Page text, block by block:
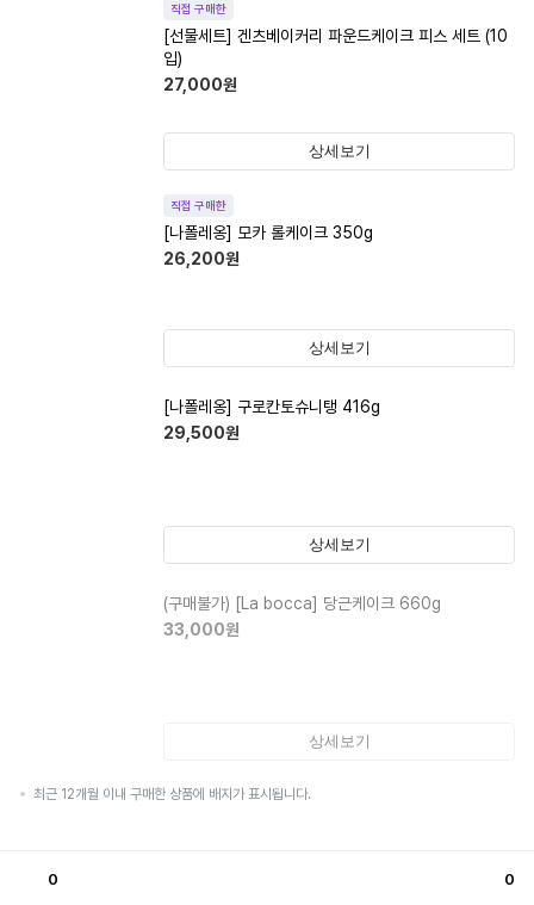
직접 구매한
[선물세트] 겐츠베이커리 파운드케이크 피스 세트 (10
입)
27,000원
상세보기
직접 구매한
[나폴레옹] 모카 롤케이크 350g
26,200원
상세보기
[나폴레옹] 구로칸토슈니탱 416g
29,500원
상세보기
(구매불가) [La bocca] 당근케이크 660g
33,000원
상세보기
최근 12개월 이내 구매한 상품에 배지가 표시됩니다.
0 0